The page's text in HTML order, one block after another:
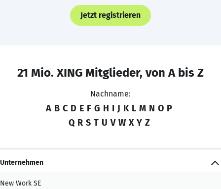
Jetzt registrieren
21 Mio. XING Mitglieder, von A bis Z
Nachname:
A B C D E F G H I J K L M N O P
Q R S T U V W X Y Z
Unternehmen
New Work SE